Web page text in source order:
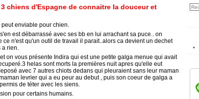
3 chiens d'Espagne de connaitre la douceur et
enviable pour chien.
est débarrassé avec ses bb en lui arrachant sa puce.. on
n'est qu'un outil de travail il parait..alors ca devient un dechet
a rien.
on vous présente Indira qui est une petite galga menue qui avait
helas sont morts la premières nuit apres qu'elle eut
avec 7 autres chiots dedans qui pleuraient sans leur maman
levrier qui a eu peur au debut , puis son coeur de galga a
de téter avec les siens.
pour certains humains.